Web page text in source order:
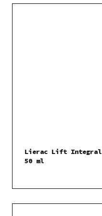
Lierac Lift Integral
50 ml